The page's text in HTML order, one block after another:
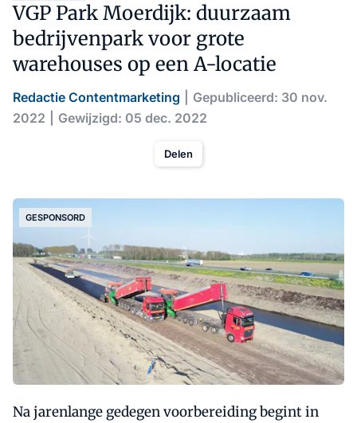
VGP Park Moerdijk: duurzaam
bedrijvenpark voor grote
warehouses op een A-locatie
Redactie Contentmarketing
Gepubliceerd: 30 nov.
2022
Gewijzigd: 05 dec. 2022
Delen
GESPONSORD
Na jarenlange gedegen voorbereiding begint in